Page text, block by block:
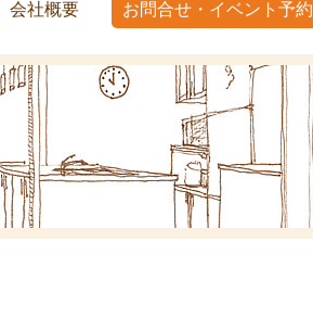
会社概要 お問合せ・イベント予約